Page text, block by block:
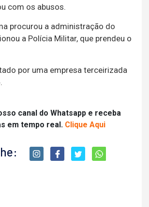
com os abusos.
procurou a administração do
a Polícia Militar, que prendeu o
por uma empresa terceirizada
canal do Whatsapp e receba
em tempo real. Clique Aqui